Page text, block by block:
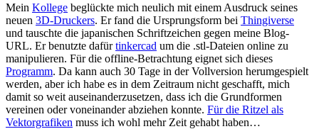
Mein Kollege beglückte mich neulich mit einem Ausdruck seines
neuen 3D-Druckers. Er fand die Ursprungsform bei Thingiverse
und tauschte die japanischen Schriftzeichen gegen meine Blog-
URL. Er benutzte dafürtinkercad um die .stl-Dateien online zu
manipulieren. Für die offline-Betrachtung eignet sich dieses
Programm. Da kann auch 30 Tage in der Vollversion herumgespielt
werden, aber ich habe es in dem Zeitraum nicht geschafft, mich
damit so weit auseinanderzusetzen, dass ich die Grundformen
vereinen oder voneinander abziehen konnte. Für die Ritzel als
Vektorgrafiken muss ich wohl mehr Zeit gehabt haben…